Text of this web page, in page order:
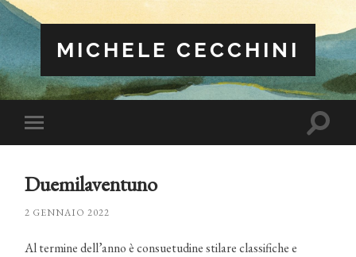
MICHELE CECCHINI
Attiva/disattiva
il
dispositivi
Attiva/
Duemilaventuno
2 GENNAIO 2022
Al termine dell’anno è consuetudine stilare classifiche e